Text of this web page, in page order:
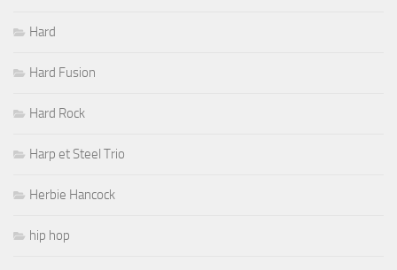
Hard
Hard Fusion
Hard Rock
Harp et Steel Trio
Herbie Hancock
hip hop